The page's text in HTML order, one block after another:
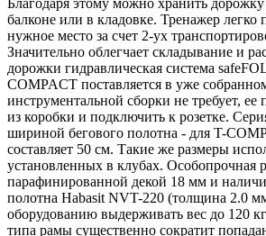
Благодаря этому можно хранить
балконе или в кладовке. Тренажер легко
нужное место за счет 2-ух
Значительно облегчает складывание и
дорожки гидравлическая система
COMPACT поставляется в уже
инструментальной сборки не требует, ее
из коробки и подключить к розетке.
шириной бегового полотна - для T-
составляет 50 см. Такие же размеры
установленных в клубах. Особопрочная
парафинированной декой 18 мм и
полотна Habasit NVT-220 (толщина 2.0
оборудованию выдерживать вес до 120
типа рамы существенно сократит